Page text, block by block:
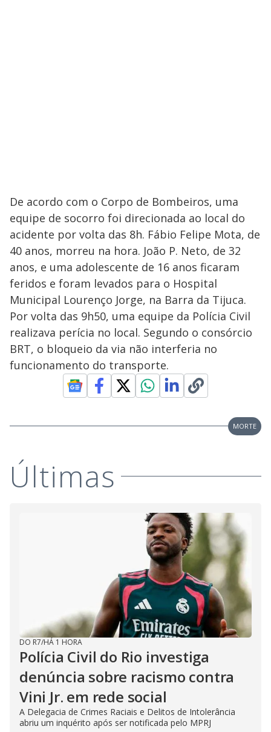
De acordo com o Corpo de Bombeiros, uma
equipe de socorro foi direcionada ao local do
acidente por volta das 8h. Fábio Felipe Mota, de
40 anos, morreu na hora. João P. Neto, de 32
anos, e uma adolescente de 16 anos ficaram
feridos e foram levados para o Hospital
Municipal Lourenço Jorge, na Barra da Tijuca.
Por volta das 9h50, uma equipe da Polícia Civil
realizava perícia no local. Segundo o consórcio
BRT, o bloqueio da via não interferia no
funcionamento do transporte.
MORTE
Últimas
DO R7/HÁ 1 HORA
Polícia Civil do Rio investiga
denúncia sobre racismo contra
Vini Jr. em rede social
A Delegacia de Crimes Raciais e Delitos de Intolerância
abriu um inquérito após ser notificada pelo MPRJ